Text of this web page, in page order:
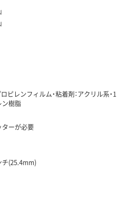
ピレンフィルム・粘着剤：アクリル系・1
ン樹脂
ターが必要
チ(25.4mm)